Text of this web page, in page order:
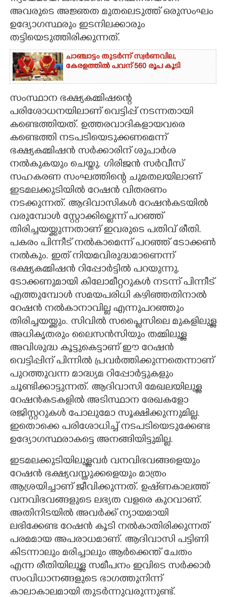
അവരുടെ അജ്ഞത മുതലെടുത്ത് ഒരുസംഘം
ഉദ്യോഗസ്ഥരും ഇടനിലക്കാരും
തട്ടിയെടുത്തിരിക്കുന്നത്.
ചാഞ്ചാട്ടം തുടർന്ന് സ്വർണവില,
കേരളത്തിൽ പവന് 560 രൂപ കൂടി
സംസ്ഥാന ഭക്ഷ്യകമ്മിഷന്റെ
പരിശോധനയിലാണ് വെട്ടിപ്പ് നടന്നതായി
കണ്ടെത്തിയത്. ഉത്തരവാദികളായവരെ
കണ്ടെത്തി നടപടിയെടുക്കണമെന്ന്
ഭക്ഷ്യകമ്മിഷൻ സർക്കാരിന് ശുപാർശ
നൽകുകയും ചെയ്തു. ഗിരിജൻ സർവീസ്
സഹകരണ സംഘത്തിന്റെ ചുമതലയിലാണ്
ഇടമലക്കുടിയിൽ റേഷൻ വിതരണം
നടക്കുന്നത്. ആദിവാസികൾ റേഷൻകടയിൽ
വരുമ്പോൾ സ്റ്റോക്കില്ലെന്ന് പറഞ്ഞ്
തിരിച്ചയയ്ക്കുന്നതാണ് ഇവരുടെ പതിവ് രീതി.
പകരം പിന്നീട് നൽകാമെന്ന് പറഞ്ഞ് ടോക്കൺ
നൽകും. ഇത് നിയമവിരുദ്ധമാണെന്ന്
ഭക്ഷ്യകമ്മിഷൻ റിപ്പോർട്ടിൽ പറയുന്നു.
ടോക്കണുമായി കിലോമീറ്ററുകൾ നടന്ന് പിന്നീട്
എത്തുമ്പോൾ സമയപരിധി കഴിഞ്ഞതിനാൽ
റേഷൻ നൽകാനാവില്ല എന്നുപറഞ്ഞും
തിരിച്ചയയ്ക്കും. സിവിൽ സപ്ളൈസിലെ മുകളിലുള്ള
അധികൃതരും ലൈസൻസിയും തമ്മിലുള്ള
അവിശുദ്ധ കൂട്ടുകെട്ടാണ് ഈ റേഷൻ
വെട്ടിപ്പിന് പിന്നിൽ പ്രവർത്തിക്കുന്നതെന്നാണ്
പുറത്തുവന്ന മാദ്ധ്യമ റിപ്പോർട്ടുകളും
ചൂണ്ടിക്കാട്ടുന്നത്. ആദിവാസി മേഖലയിലുള്ള
റേഷൻകടകളിൽ അടിസ്ഥാന രേഖകളോ
രജിസ്റ്ററുകൾ പോലുമോ സൂക്ഷിക്കുന്നുമില്ല.
ഇതൊക്കെ പരിശോധിച്ച് നടപടിയെടുക്കേണ്ട
ഉദ്യോഗസ്ഥരാകട്ടെ അനങ്ങിയിട്ടുമില്ല.
ഇടമലക്കുടിയിലുള്ളവർ വനവിഭവങ്ങളെയും
റേഷൻ ഭക്ഷ്യവസ്തുക്കളെയും മാത്രം
ആശ്രയിച്ചാണ് ജീവിക്കുന്നത്. ഉഷ്‌ണകാലത്ത്
വനവിഭവങ്ങളുടെ ലഭ്യത വളരെ കുറവാണ്.
അതിനിടയിൽ അവർക്ക് ന്യായമായി
ലഭിക്കേണ്ട റേഷൻ കൂടി നൽകാതിരിക്കുന്നത്
പരമമായ അപരാധമാണ്. ആദിവാസി പട്ടിണി
കിടന്നാലും മരിച്ചാലും ആർക്കെന്ത് ചേതം
എന്ന രീതിയിലുള്ള സമീപനം ഇവിടെ സർക്കാർ
സംവിധാനങ്ങളുടെ ഭാഗത്തുനിന്ന്
കാലാകാലമായി തുടർന്നുവരുന്നുണ്ട്.